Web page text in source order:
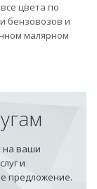
цвета по
бензовозов и
малярном
на ваши
и
предложение.